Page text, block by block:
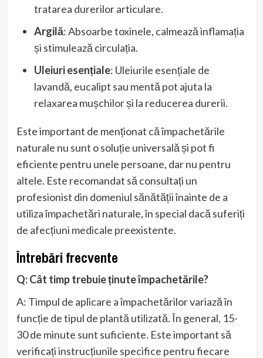
tratarea durerilor articulare.
Argilă: Absoarbe toxinele, calmează inflamația
și stimulează circulația.
Uleiuri esențiale: Uleiurile esențiale de
lavandă, eucalipt sau mentă pot ajuta la
relaxarea mușchilor și la reducerea durerii.
Este important de menționat că împachetările
naturale nu sunt o soluție universală și pot fi
eficiente pentru unele persoane, dar nu pentru
altele. Este recomandat să consultați un
profesionist din domeniul sănătății înainte de a
utiliza împachetări naturale, în special dacă suferiți
de afecțiuni medicale preexistente.
Întrebări frecvente
Q: Cât timp trebuie ținute împachetările?
A: Timpul de aplicare a împachetărilor variază în
funcție de tipul de plantă utilizată. În general, 15-
30 de minute sunt suficiente. Este important să
verificați instrucțiunile specifice pentru fiecare